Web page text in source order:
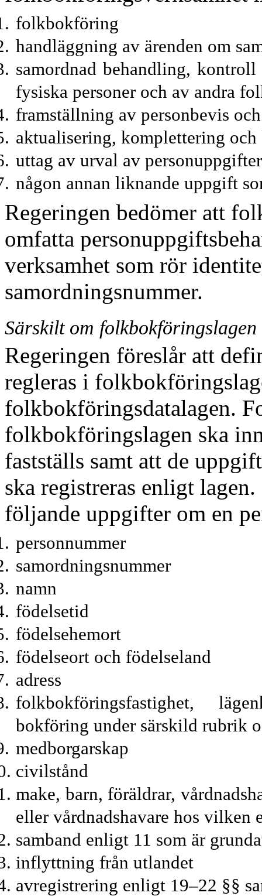
folkbokföring
handläggning av ärenden om
samordnad behandling,
fysiska personer och av andra
framställning av personbevis
aktualisering, komplettering
uttag av urval av personuppgifter
någon annan liknande uppgift
Regeringen bedömer att
omfatta personupp
verksamhet som rör
samordningsnummer.
Särskilt om folkbokföringslagen
Regeringen föreslår att
regleras i folk
folkbokföringsdatalagen.
folkbokföringslagen ska
fastställs samt att de
ska registreras enligt
följande uppgifter om en
personnummer
samordningsnummer
namn
födelsetid
födelsehemort
födelseort och födelseland
adress
folkbokföringsfastighet,
bokföring under särskild rubrik
medborgarskap
civilstånd
make, barn, föräldrar,
eller vårdnadshavare hos vilken
samband enligt 11 som är
inflyttning från utlandet
avregistrering enligt 19–22 §§